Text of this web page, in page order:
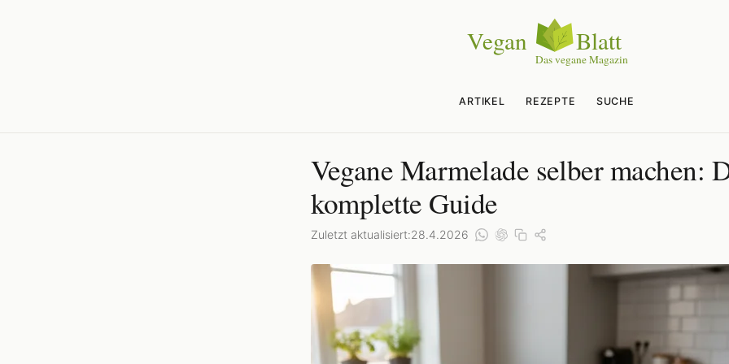
ARTIKEL REZEPTE SUCHE
Vegane Marmelade selber machen:
komplette Guide
Zuletzt aktualisiert:28.4.2026